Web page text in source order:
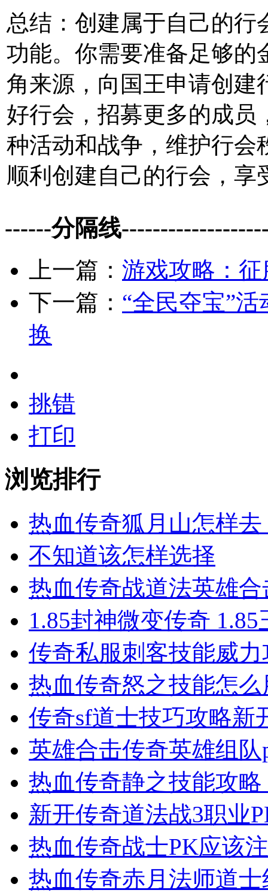
总结：创建属于自己的行
功能。你需要准备足够的
角来源，向国王申请创建
好行会，招募更多的成员
种活动和战争，维护行会
顺利创建自己的行会，享
------分隔线
上一篇： 游戏攻略：
下一篇： “全民夺宝”
换
挑错
打印
浏览排行
热血传奇狐月山怎样
不知道该怎样选择
热血传奇战道法英雄
1.85封神微变传奇
传奇私服​刺客技能威
热血传奇怒之技能怎
传奇sf道士技巧攻略新
英雄合击传奇英雄组
热血传奇静之技能攻
新开传奇道法战3职业
热血传奇战士PK应该
热血传奇赤月法师道